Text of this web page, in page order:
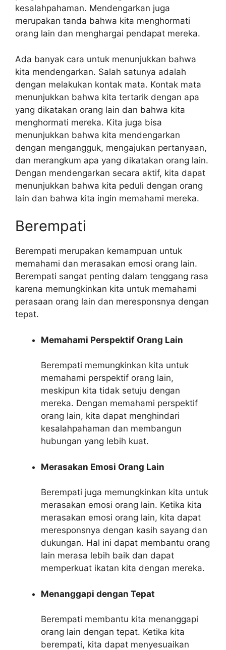
kesalahpahaman. Mendengarkan juga
merupakan tanda bahwa kita menghormati
orang lain dan menghargai pendapat mereka.
Ada banyak cara untuk menunjukkan bahwa
kita mendengarkan. Salah satunya adalah
dengan melakukan kontak mata. Kontak mata
menunjukkan bahwa kita tertarik dengan apa
yang dikatakan orang lain dan bahwa kita
menghormati mereka. Kita juga bisa
menunjukkan bahwa kita mendengarkan
dengan mengangguk, mengajukan pertanyaan,
dan merangkum apa yang dikatakan orang lain.
Dengan mendengarkan secara aktif, kita dapat
menunjukkan bahwa kita peduli dengan orang
lain dan bahwa kita ingin memahami mereka.
Berempati
Berempati merupakan kemampuan untuk
memahami dan merasakan emosi orang lain.
Berempati sangat penting dalam tenggang rasa
karena memungkinkan kita untuk memahami
perasaan orang lain dan meresponsnya dengan
tepat.
Memahami Perspektif Orang Lain
Berempati memungkinkan kita untuk
memahami perspektif orang lain,
meskipun kita tidak setuju dengan
mereka. Dengan memahami perspektif
orang lain, kita dapat menghindari
kesalahpahaman dan membangun
hubungan yang lebih kuat.
Merasakan Emosi Orang Lain
Berempati juga memungkinkan kita untuk
merasakan emosi orang lain. Ketika kita
merasakan emosi orang lain, kita dapat
meresponsnya dengan kasih sayang dan
dukungan. Hal ini dapat membantu orang
lain merasa lebih baik dan dapat
memperkuat ikatan kita dengan mereka.
Menanggapi dengan Tepat
Berempati membantu kita menanggapi
orang lain dengan tepat. Ketika kita
berempati, kita dapat menyesuaikan